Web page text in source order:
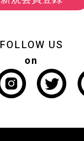
FOLLOW US
on